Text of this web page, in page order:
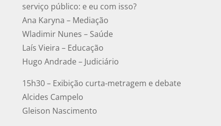
serviço público: e eu com isso?
Ana Karyna – Mediação
Wladimir Nunes – Saúde
Laís Vieira – Educação
Hugo Andrade – Judiciário
15h30 – Exibição curta-metragem e debate
Alcides Campelo
Gleison Nascimento